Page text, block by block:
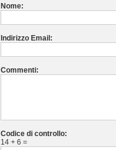
Nome:
Indirizzo Email:
Commenti:
Codice di controllo:
14 + 6 =